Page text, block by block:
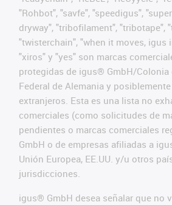
"Rohbot", "savfe", "speedigus",
dryway", "tribofilament", "tribotape",
"twisterchain", "when it moves, igus
"xiros" y "yes" son marcas
protegidas de igus® GmbH/Colonia
Federal de Alemania y
extranjeros. Esta es una lista no
comerciales (como solicitudes de
pendientes o marcas comerciales
GmbH o de empresas afiliadas a
Unión Europea, EE.UU. y/u otros
jurisdicciones.
igus® GmbH desea señalar que no